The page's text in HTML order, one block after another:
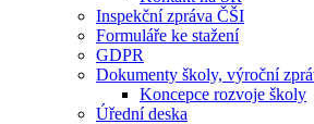
Inspekční zpráva ČŠI
Formuláře ke stažení
GDPR
Dokumenty školy, výroční
Koncepce rozvoje školy
Úřední deska